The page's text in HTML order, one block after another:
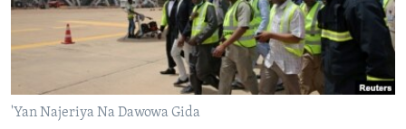
BIDIYO
FADI MU JI
Harsuna
'Yan Najeriya Na Dawowa Gida